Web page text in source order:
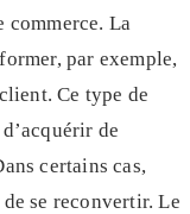
commerce. La
par exemple,
Ce type de
de
certains cas,
se reconvertir. Le